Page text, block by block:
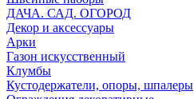
ДАЧА. САД. ОГОРОД
Декор и аксессуары
Арки
Газон искусственный
Клумбы
Кустодержатели, опоры, шпалеры